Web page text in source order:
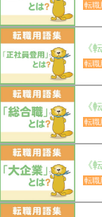
転職
《
転職
《
転職
《
転職